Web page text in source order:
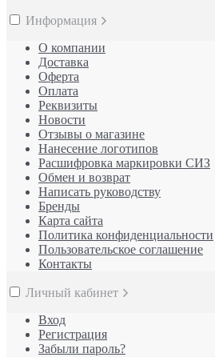
Информация
О компании
Доставка
Оферта
Оплата
Реквизиты
Новости
Отзывы о магазине
Нанесение логотипов
Расшифровка маркировки СИЗ
Обмен и возврат
Написать руководству
Бренды
Карта сайта
Политика конфиденциальности
Пользовательское соглашение
Контакты
Личный кабинет
Вход
Регистрация
Забыли пароль?